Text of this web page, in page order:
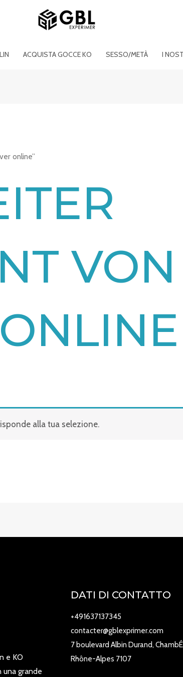
ACQUISTA GOCCE KO SESSO/METÀ I
online”
alla tua selezione.
e KO
una grande
DATI DI CONTATTO
+491637137345
contacter@gblexprimer.com
7 boulevard Albin Durand,
Rhône-Alpes 7107